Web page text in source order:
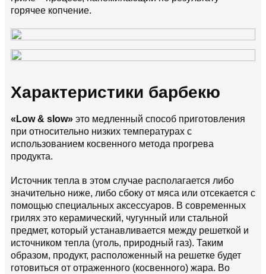
горячее копчение.
Характеристики барбекю
«Low & slow» это медленный способ приготовления
при относительно низких температурах с
использованием косвенного метода прогрева
продукта.
Источник тепла в этом случае располагается либо
значительно ниже, либо сбоку от мяса или отсекается с
помощью специальных аксессуаров. В современных
грилях это керамический, чугунный или стальной
предмет, который устанавливается между решеткой и
источником тепла (уголь, природный газ). Таким
образом, продукт, расположенный на решетке будет
готовиться от отраженного (косвенного) жара. Во